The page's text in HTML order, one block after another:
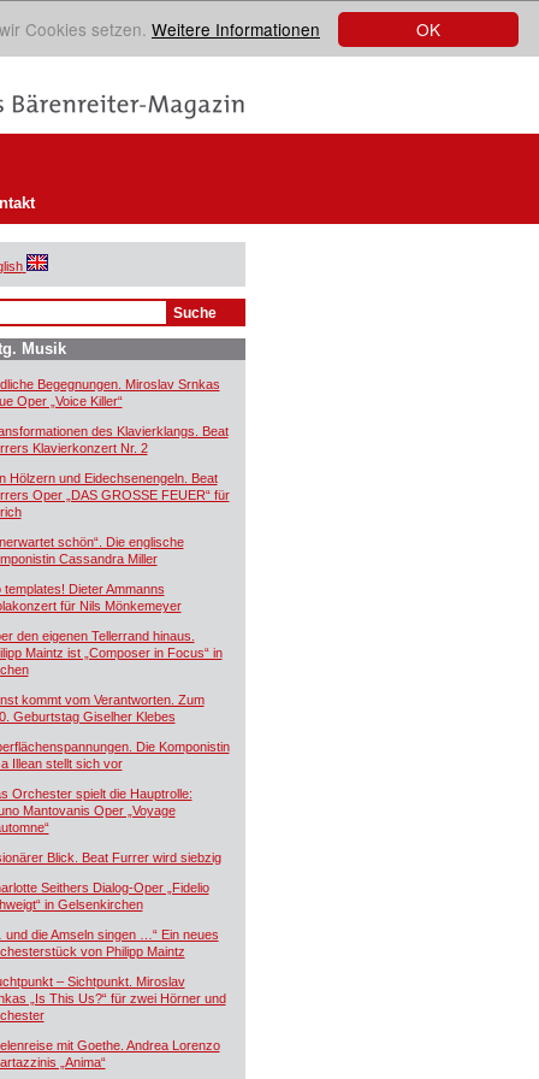
OK
Cookies setzen. Weitere Informationen
Musik
Begegnungen. Miroslav Srnkas
Oper „Voice Killer“
des Klavierklangs. Beat
Klavierkonzert Nr. 2
Hölzern und Eidechsenengeln. Beat
Oper „DAS GROSSE FEUER“ für
schön“. Die englische
Cassandra Miller
templates! Dieter Ammanns
für Nils Mönkemeyer
den eigenen Tellerrand hinaus.
Maintz ist „Composer in Focus“ in
kommt vom Verantworten. Zum
Geburtstag Giselher Klebes
Die Komponistin
Illean stellt sich vor
Orchester spielt die Hauptrolle:
Mantovanis Oper „Voyage
Blick. Beat Furrer wird siebzig
Seithers Dialog-Oper „Fidelio
in Gelsenkirchen
und die Amseln singen …“ Ein neues
von Philipp Maintz
– Sichtpunkt. Miroslav
„Is This Us?“ für zwei Hörner und
mit Goethe. Andrea Lorenzo
„Anima“